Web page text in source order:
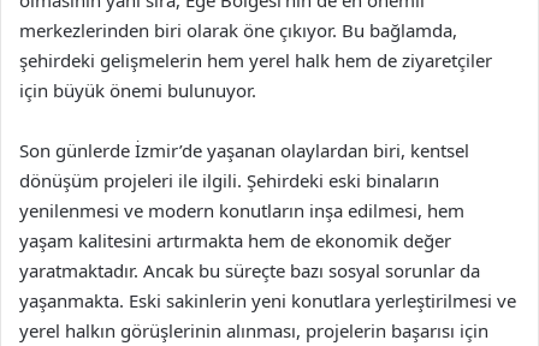
merkezlerinden biri olarak öne çıkıyor. Bu bağlamda,
şehirdeki gelişmelerin hem yerel halk hem de ziyaretçiler
için büyük önemi bulunuyor.
Son günlerde İzmir’de yaşanan olaylardan biri, kentsel
dönüşüm projeleri ile ilgili. Şehirdeki eski binaların
yenilenmesi ve modern konutların inşa edilmesi, hem
yaşam kalitesini artırmakta hem de ekonomik değer
yaratmaktadır. Ancak bu süreçte bazı sosyal sorunlar da
yaşanmakta. Eski sakinlerin yeni konutlara yerleştirilmesi ve
yerel halkın görüşlerinin alınması, projelerin başarısı için